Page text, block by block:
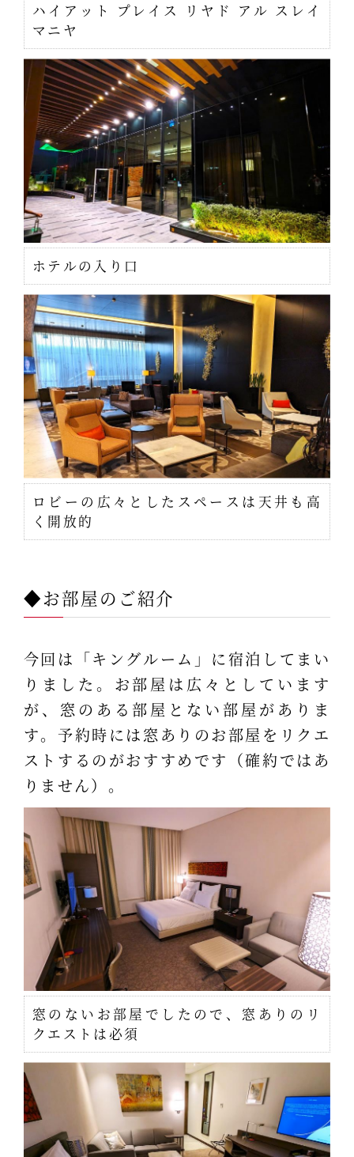
ハイアット プレイス リヤド アル スレイ
マニヤ
ホテルの入り口
ロビーの広々としたスペースは天井も高
く開放的
◆お部屋のご紹介
今回は「キングルーム」に宿泊してまい
りました。お部屋は広々としています
が、窓のある部屋とない部屋がありま
す。予約時には窓ありのお部屋をリクエ
ストするのがおすすめです（確約ではあ
りません）。
窓のないお部屋でしたので、窓ありのリ
クエストは必須